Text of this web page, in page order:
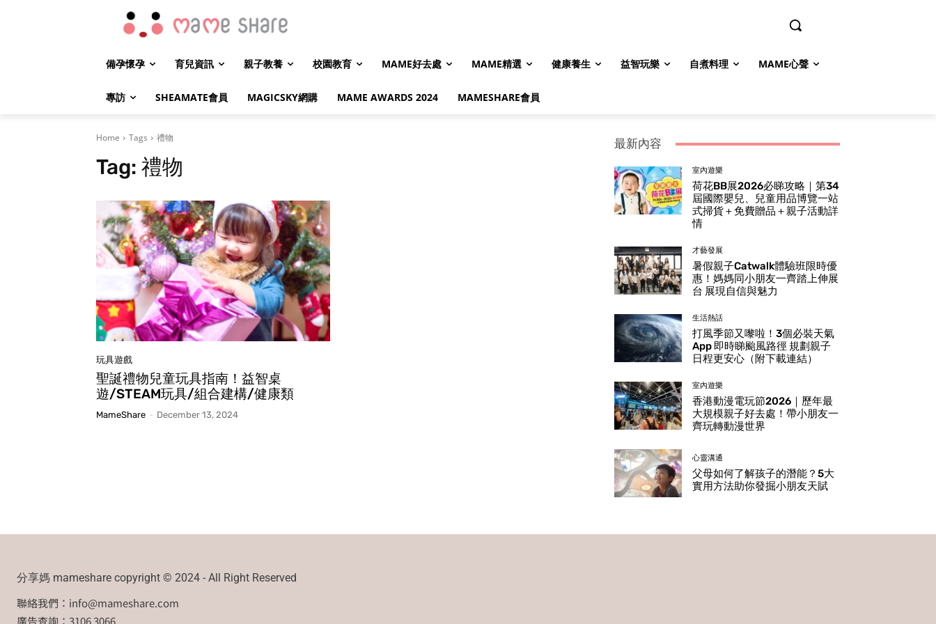
備孕懷孕 育兒資訊 親子教養 校園教育 MAME好去處 MAME精選 健康養生 益智玩樂 自煮料理 MAME心聲
專訪 SHEAMATE會員 MAGICSKY網購 MAME AWARDS 2024 MAMESHARE會員
Home Tags 禮物
Tag: 禮物
玩具遊戲
聖誕禮物兒童玩具指南！益智桌
遊/STEAM玩具/組合建構/健康類
MameShare - December 13, 2024
最新內容
室內遊樂
荷花BB展2026必睇攻略｜第34
屆國際嬰兒、兒童用品博覽一站
式掃貨＋免費贈品＋親子活動詳
情
才藝發展
暑假親子Catwalk體驗班限時優
惠！媽媽同小朋友一齊踏上伸展
台 展現自信與魅力
生活熱話
打風季節又嚟啦！3個必裝天氣
App 即時睇颱風路徑 規劃親子
日程更安心（附下載連結）
室內遊樂
香港動漫電玩節2026｜歷年最
大規模親子好去處！帶小朋友一
齊玩轉動漫世界
心靈溝通
父母如何了解孩子的潛能？5大
實用方法助你發掘小朋友天賦
分享媽 mameshare copyright © 2024 - All Right Reserved
聯絡我們： info@mameshare.com
廣告查詢：3106 3066